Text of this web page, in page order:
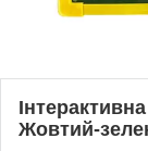
Жовтий-